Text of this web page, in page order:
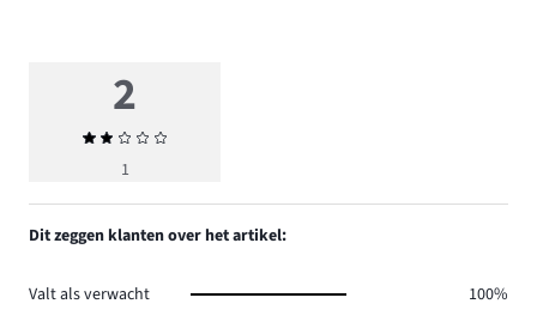
2
Gemiddelde
beoordeling
1
Dit zeggen klanten over het artikel:
Valt als verwacht
100%